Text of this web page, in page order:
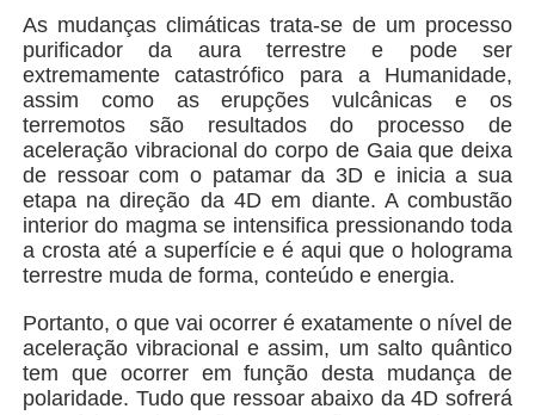
As mudanças climáticas trata-se de um processo
purificador da aura terrestre e pode ser
extremamente catastrófico para a Humanidade,
assim como as erupções vulcânicas e os
terremotos são resultados do processo de
aceleração vibracional do corpo de Gaia que deixa
de ressoar com o patamar da 3D e inicia a sua
etapa na direção da 4D em diante. A combustão
interior do magma se intensifica pressionando toda
a crosta até a superfície e é aqui que o holograma
terrestre muda de forma, conteúdo e energia.
Portanto, o que vai ocorrer é exatamente o nível de
aceleração vibracional e assim, um salto quântico
tem que ocorrer em função desta mudança de
polaridade. Tudo que ressoar abaixo da 4D sofrerá